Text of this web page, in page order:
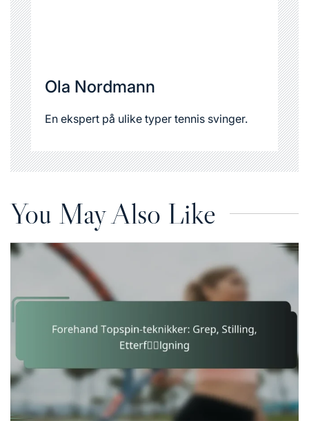
Ola Nordmann
En ekspert på ulike typer tennis svinger.
You May Also Like